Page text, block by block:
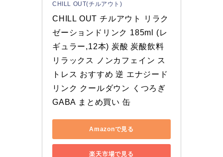
CHILL OUT(チルアウト)
CHILL OUT チルアウト リラク
ゼーションドリンク 185ml (レ
ギュラー,12本) 炭酸 炭酸飲料
リラックス ノンカフェイン ス
トレス おすすめ 逆 エナジード
リンク クールダウン くつろぎ
GABA まとめ買い 缶
Amazonで見る
楽天市場で見る